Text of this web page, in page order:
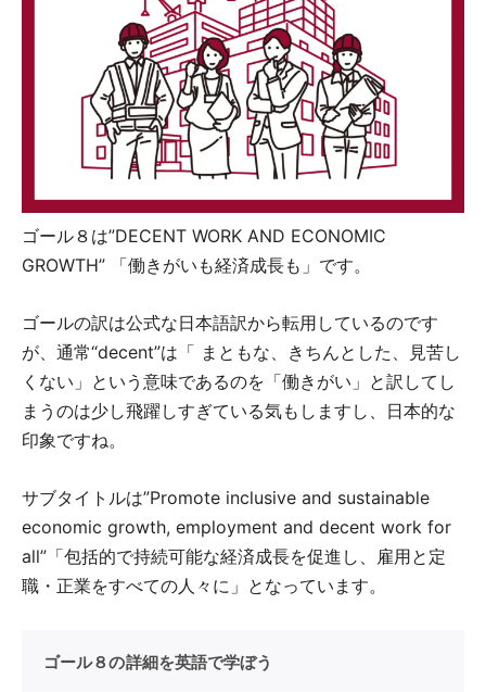
ゴール８は”DECENT WORK AND ECONOMIC
GROWTH” 「働きがいも経済成長も」です。
ゴールの訳は公式な日本語訳から転用しているのです
が、通常“decent”は「 まともな、きちんとした、見苦し
くない」という意味であるのを「働きがい」と訳してし
まうのは少し飛躍しすぎている気もしますし、日本的な
印象ですね。
サブタイトルは”Promote inclusive and sustainable
economic growth, employment and decent work for
all”「包括的で持続可能な経済成長を促進し、雇用と定
職・正業をすべての人々に」となっています。
ゴール８の詳細を英語で学ぼう